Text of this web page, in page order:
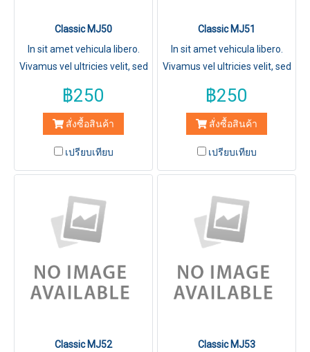
Classic MJ50
In sit amet vehicula libero.
Vivamus vel ultricies velit, sed
฿250
สั่งซื้อสินค้า
เปรียบเทียบ
Classic MJ51
In sit amet vehicula libero.
Vivamus vel ultricies velit, sed
฿250
สั่งซื้อสินค้า
เปรียบเทียบ
Classic MJ52
Classic MJ53